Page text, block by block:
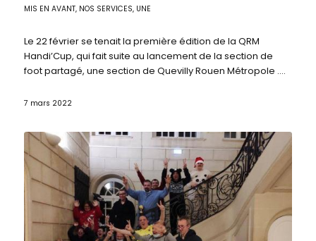
MIS EN AVANT, NOS SERVICES, UNE
Le 22 février se tenait la première édition de la QRM
Handi’Cup, qui fait suite au lancement de la section de
foot partagé, une section de Quevilly Rouen Métropole .…
7 mars 2022